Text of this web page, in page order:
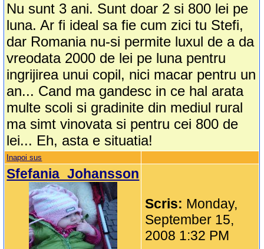
Nu sunt 3 ani. Sunt doar 2 si 800 lei pe
luna. Ar fi ideal sa fie cum zici tu Stefi,
dar Romania nu-si permite luxul de a da
vreodata 2000 de lei pe luna pentru
ingrijirea unui copil, nici macar pentru un
an... Cand ma gandesc in ce hal arata
multe scoli si gradinite din mediul rural
ma simt vinovata si pentru cei 800 de
lei... Eh, asta e situatia!
Inapoi sus
Sfefania_Johansson
Scris: Monday,
September 15,
2008 1:32 PM